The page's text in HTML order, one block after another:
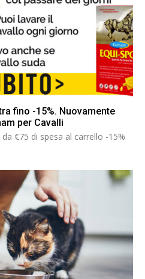
fino -15%. Nuovamente
per Cavalli
€75 di spesa al carrello -15%